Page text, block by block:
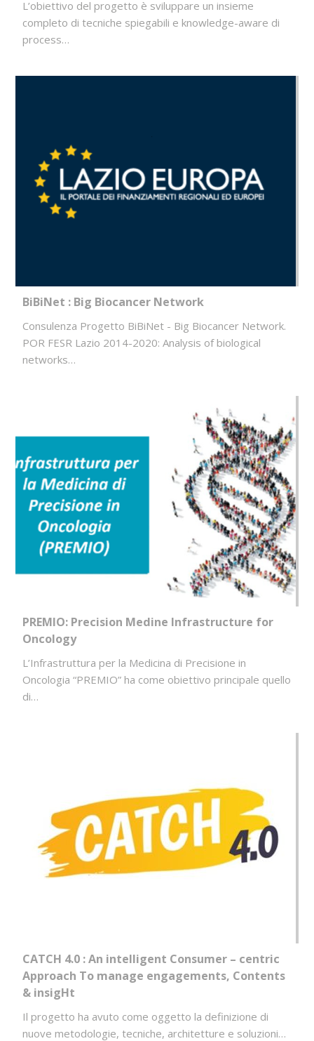
L’obiettivo del progetto è sviluppare un insieme
completo di tecniche spiegabili e knowledge-aware di
process…
BiBiNet : Big Biocancer Network
Consulenza Progetto BiBiNet - Big Biocancer Network.
POR FESR Lazio 2014-2020: Analysis of biological
networks…
PREMIO: Precision Medine Infrastructure for
Oncology
L’Infrastruttura per la Medicina di Precisione in
Oncologia “PREMIO” ha come obiettivo principale quello
di…
CATCH 4.0 : An intelligent Consumer – centric
Approach To manage engagements, Contents
& insigHt
Il progetto ha avuto come oggetto la definizione di
nuove metodologie, tecniche, architetture e soluzioni…